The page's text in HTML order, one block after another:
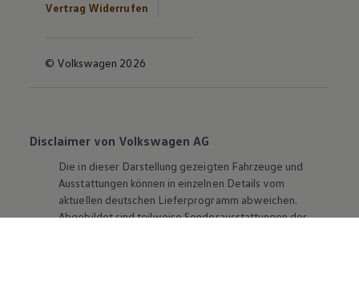
Vertrag Widerrufen
© Volkswagen 2026
Disclaimer von Volkswagen AG
Die in dieser Darstellung gezeigten Fahrzeuge und
Ausstattungen können in einzelnen Details vom
aktuellen deutschen Lieferprogramm abweichen.
Abgebildet sind teilweise Sonderausstattungen der